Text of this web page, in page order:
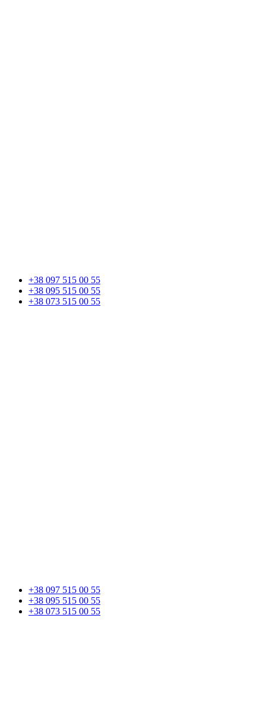
+38 097 515 00 55
+38 095 515 00 55
+38 073 515 00 55
+38 097 515 00 55
+38 095 515 00 55
+38 073 515 00 55